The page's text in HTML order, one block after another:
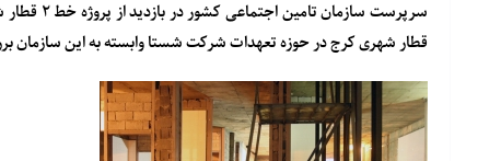
سرپرست
قطار شهری کرج در حوزه تعهدات شرکت شستا وابسته به این سازمان